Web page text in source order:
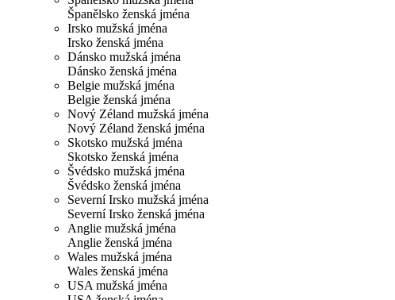
Španělsko ženská jména
Irsko mužská jména
Irsko ženská jména
Dánsko mužská jména
Dánsko ženská jména
Belgie mužská jména
Belgie ženská jména
Nový Zéland mužská jména
Nový Zéland ženská jména
Skotsko mužská jména
Skotsko ženská jména
Švédsko mužská jména
Švédsko ženská jména
Severní Irsko mužská jména
Severní Irsko ženská jména
Anglie mužská jména
Anglie ženská jména
Wales mužská jména
Wales ženská jména
USA mužská jména